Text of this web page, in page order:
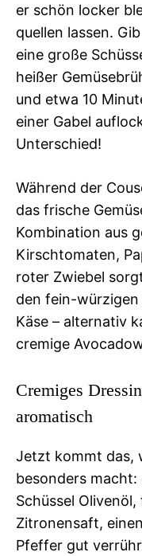
er schön locker
quellen lassen.
eine große
heißer
und etwa 10
einer Gabel
Unterschied!
Während der
das frische
Kombination aus
Kirschtomaten,
roter Zwiebel
den fein-
Käse – alternativ
cremige
Cremiges
aromatisch
Jetzt kommt das,
besonders macht:
Schüssel
Zitronensaft,
Pfeffer gut